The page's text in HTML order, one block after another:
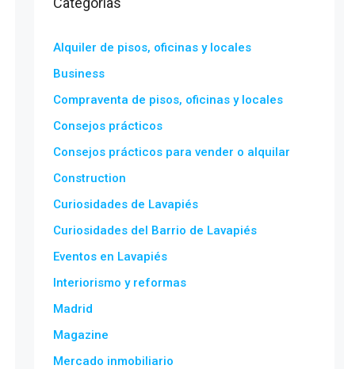
Alquiler de pisos, oficinas y locales
Business
Compraventa de pisos, oficinas y locales
Consejos prácticos
Consejos prácticos para vender o alquilar
Construction
Curiosidades de Lavapiés
Curiosidades del Barrio de Lavapiés
Eventos en Lavapiés
Interiorismo y reformas
Madrid
Magazine
Mercado inmobiliario